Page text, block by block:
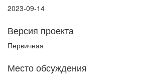
2023-09-14
Версия проекта
Первичная
Место обсуждения